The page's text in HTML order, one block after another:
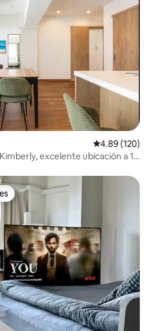
Calificación
4.89 (120)
excelente ubicación a 1